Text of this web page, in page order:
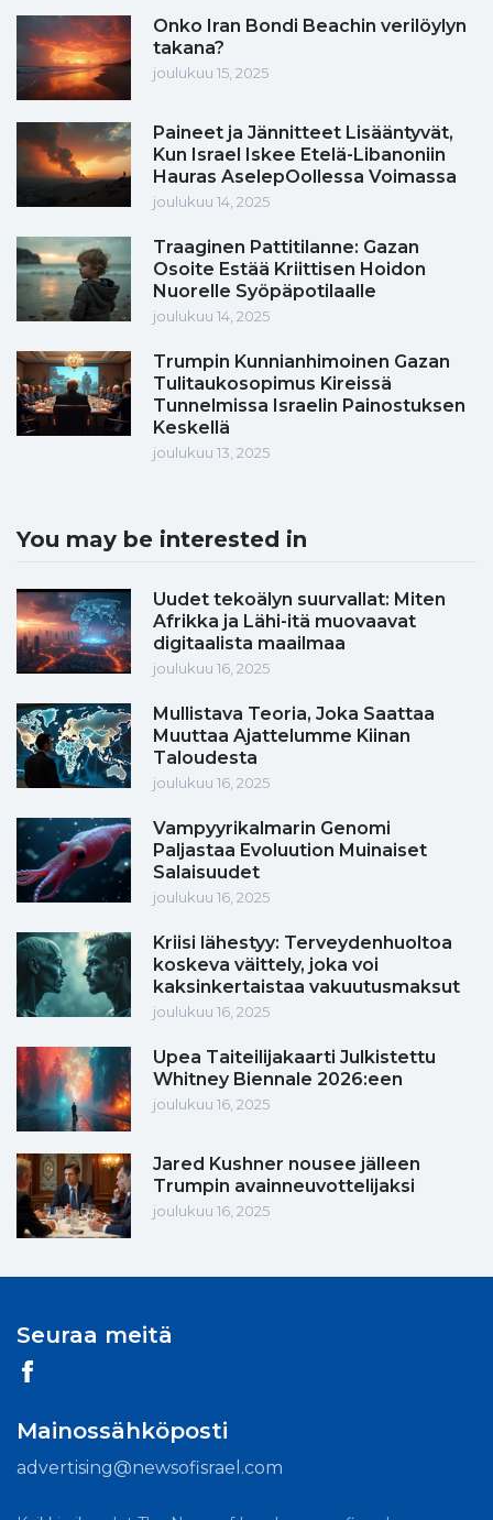
Onko Iran Bondi Beachin verilöylyn
takana?
joulukuu 15, 2025
Paineet ja Jännitteet Lisääntyvät,
Kun Israel Iskee Etelä-Libanoniin
Hauras AselepOollessa Voimassa
joulukuu 14, 2025
Traaginen Pattitilanne: Gazan
Osoite Estää Kriittisen Hoidon
Nuorelle Syöpäpotilaalle
joulukuu 14, 2025
Trumpin Kunnianhimoinen Gazan
Tulitaukosopimus Kireissä
Tunnelmissa Israelin Painostuksen
Keskellä
joulukuu 13, 2025
You may be interested in
Uudet tekoälyn suurvallat: Miten
Afrikka ja Lähi-itä muovaavat
digitaalista maailmaa
joulukuu 16, 2025
Mullistava Teoria, Joka Saattaa
Muuttaa Ajattelumme Kiinan
Taloudesta
joulukuu 16, 2025
Vampyyrikalmarin Genomi
Paljastaa Evoluution Muinaiset
Salaisuudet
joulukuu 16, 2025
Kriisi lähestyy: Terveydenhuoltoa
koskeva väittely, joka voi
kaksinkertaistaa vakuutusmaksut
joulukuu 16, 2025
Upea Taiteilijakaarti Julkistettu
Whitney Biennale 2026:een
joulukuu 16, 2025
Jared Kushner nousee jälleen
Trumpin avainneuvottelijaksi
joulukuu 16, 2025
Seuraa meitä
Mainossähköposti
advertising@newsofisrael.com